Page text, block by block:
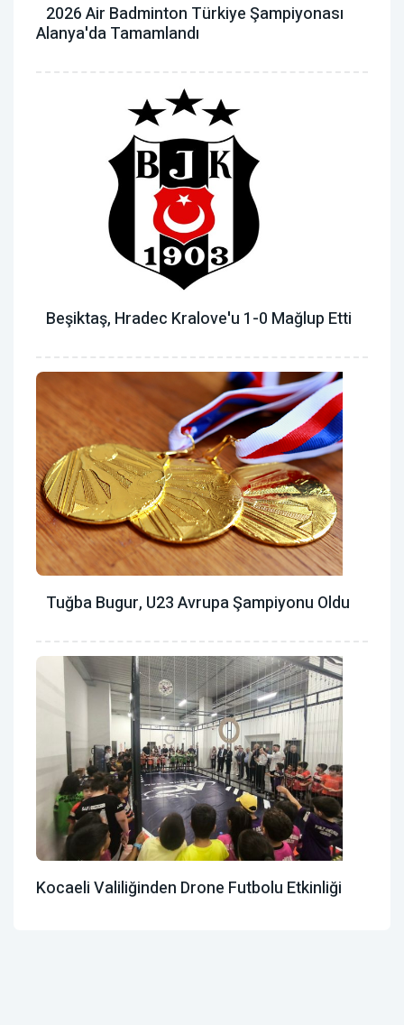
2026 Air Badminton Türkiye Şampiyonası
Alanya'da Tamamlandı
Beşiktaş, Hradec Kralove'u 1-0 Mağlup Etti
Tuğba Bugur, U23 Avrupa Şampiyonu Oldu
Kocaeli Valiliğinden Drone Futbolu Etkinliği